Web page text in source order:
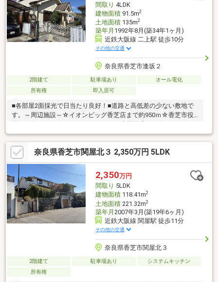
間取り 4LDK
建物面積91.5m2
土地面積135m2
築年月 1992年8月(築34年1ヶ月)
近鉄大阪線 二上駅 徒歩10分
その他の交通
奈良県香芝市逢坂２
2階建て 駐車場あり
オール電化
所有権
即入居可
■各部屋2面採光で日当たり良好！■道路と高低差の少ない敷地で
す。～周辺施設～☆イオンビッグ香芝店まで約950ｍ☆香芝市役
ークワ逢坂店まで約950ｍ☆キリン堂逢坂店まで約860ｍ☆万代二
上店まで約1300ｍ現地見学会（事前に必ずお問い合わせくださ
い）日程／公開中■□■空家につき、お気軽にご覧いただけます
■□■現地見学・資金計画・住宅ローン・リフォーム・買換え相談
など何でもお気軽にお問い合わせください！フリーコール：０１
２０－270－272 （担当：今福）
奈良県香芝市関屋北３ 2,350万円 5LDK
2,350万円
間取り 5LDK
建物面積118.41m2
土地面積221.32m2
築年月 2007年3月(築19年6ヶ月)
近鉄大阪線 関屋駅 徒歩11分
その他の交通
奈良県香芝市関屋北３
2階建て 駐車場あり
システムキッチン
所有権